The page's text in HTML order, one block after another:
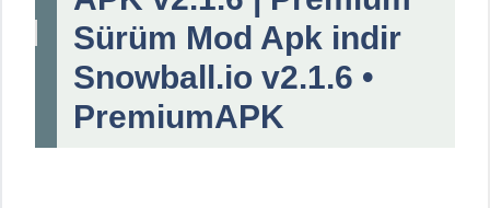
Sürüm Mod Apk indir
Snowball.io v2.1.6 •
PremiumAPK